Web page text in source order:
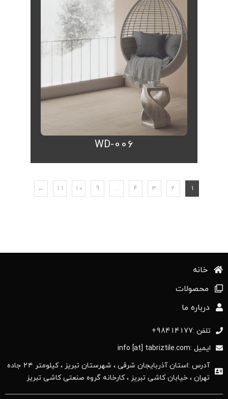
WD-006
1
2
3
4
…
9
10
11
←
خانه
محصولات
درباره ما
تلفن :98414177+
ایمیل :info [at] tabriztile.com
آدرس :استان آذربایجان ‌شرقی ، شهرستان تبریز ، کیلومتر ۲۴ جاده
تهران ، خیابان کاشی تبریز ، کارخانه گروه صنعتی کاشی تبریز